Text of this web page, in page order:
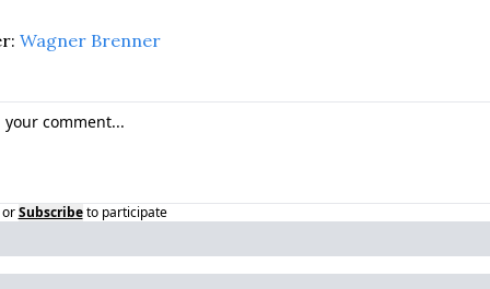
Wagner Brenner
or Subscribe to participate